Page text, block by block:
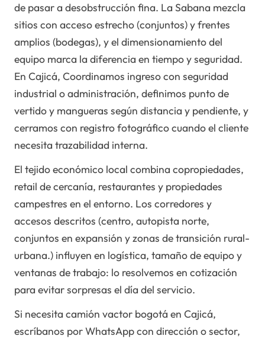
de pasar a desobstrucción fina. La Sabana mezcla
sitios con acceso estrecho (conjuntos) y frentes
amplios (bodegas), y el dimensionamiento del
equipo marca la diferencia en tiempo y seguridad.
En Cajicá, Coordinamos ingreso con seguridad
industrial o administración, definimos punto de
vertido y mangueras según distancia y pendiente, y
cerramos con registro fotográfico cuando el cliente
necesita trazabilidad interna.
El tejido económico local combina copropiedades,
retail de cercanía, restaurantes y propiedades
campestres en el entorno. Los corredores y
accesos descritos (centro, autopista norte,
conjuntos en expansión y zonas de transición rural-
urbana.) influyen en logística, tamaño de equipo y
ventanas de trabajo: lo resolvemos en cotización
para evitar sorpresas el día del servicio.
Si necesita camión vactor bogotá en Cajicá,
escríbanos por WhatsApp con dirección o sector,